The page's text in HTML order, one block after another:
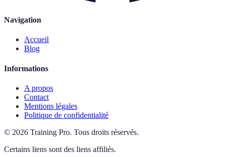
Navigation
Accueil
Blog
Informations
A propos
Contact
Mentions légales
Politique de confidentialité
© 2026 Training Pro. Tous droits réservés.
Certains liens sont des liens affiliés.